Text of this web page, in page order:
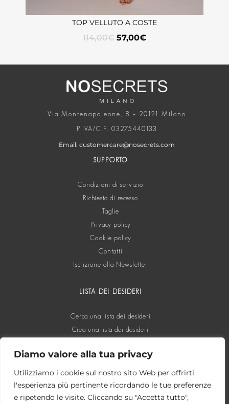
Diamo valore alla tua privacy
Utilizziamo i cookie sul nostro sito Web per offrirti
l'esperienza più pertinente ricordando le tue preferenze
e ripetendo le visite. Cliccando su "Accetta tutto",
TOP VELLUTO A COSTE
114,00€ 57,00€
Via Montenapoleone, 8 – 20121 Milano
P.IVA/C.F. 03275440133
Email: customercare@nosecrets.com
SUPPORTO
Condizioni di servizio
Richiesta di recesso
Taglie
Privacy policy
Cookie policy
Contatti
Iscrizione alla Newsletter
LISTA DEI DESIDERI
Cerca una lista dei desideri
Crea una lista dei desideri
SOCIAL